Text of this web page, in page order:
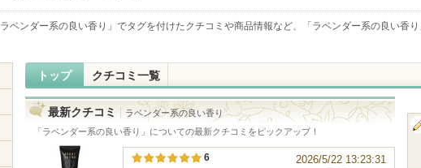
ラベンダー系の良い香り 」でタグを付けたクチコミや商品情報など、「 ラベンダー系の良い香り
トップ クチコミ一覧
最新クチコミ
ラベンダー系の良い香り
「ラベンダー系の良い香り 」についての最新クチコミをピックアップ！
6
2026/5/22 13:23:31